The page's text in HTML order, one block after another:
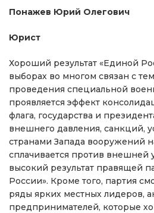
Понажев Юрий Олегович
Юрист
Хороший результат «Единой
выборах во многом связан с
проведения специальной
проявляется эффект
флага, государства и
внешнего давления, санкций,
странами Запада вооружений
сплачивается против внешней
высокий результат правящей
России». Кроме того, партия
ряды ярких местных лидеров,
предпринимателей, которые